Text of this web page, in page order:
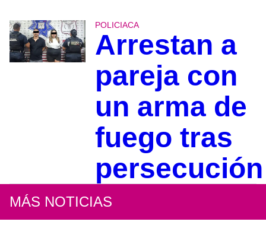
POLICIACA
Arrestan a
pareja con
un arma de
fuego tras
persecución
MÁS NOTICIAS